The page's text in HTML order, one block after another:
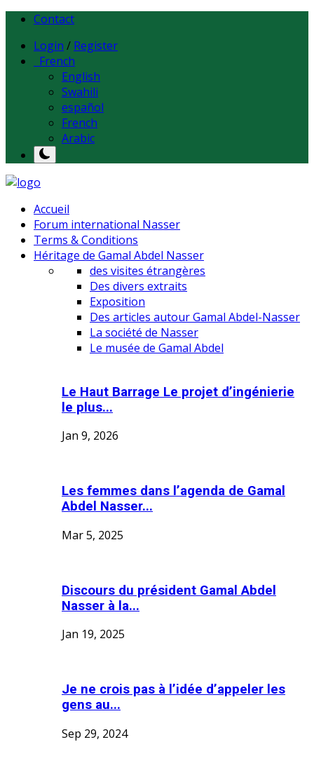
Contact
Login / Register
French
English
Swahili
español
French
Arabic
Accueil
Forum international Nasser
Terms & Conditions
Héritage de Gamal Abdel Nasser
des visites étrangères
Des divers extraits
Exposition
Des articles autour Gamal Abdel-Nasser
La société de Nasser
Le musée de Gamal Abdel
Le Haut Barrage Le projet d’ingénierie
le plus...
Jan 9, 2026
Les femmes dans l’agenda de Gamal
Abdel Nasser...
Mar 5, 2025
Discours du président Gamal Abdel
Nasser à la...
Jan 19, 2025
Je ne crois pas à l’idée d’appeler les
gens au...
Sep 29, 2024